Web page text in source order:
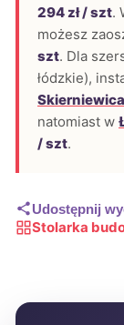
294 zł / szt.
możesz
szt. Dla
łódzkie),
natomiast w
/ szt.
Udostępnij
Stolarka